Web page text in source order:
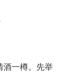
酒一樽。先举